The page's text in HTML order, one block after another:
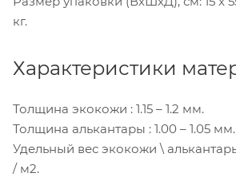
кг.
Характеристики
Толщина экокожи : 1.15 – 1.2 мм.
Толщина алькантары : 1.00 – 1.05 мм.
Удельный вес экокожи \
/ м2.